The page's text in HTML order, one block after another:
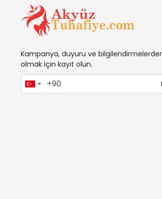
Kampanya, duyuru ve
olmak için kayıt olun.